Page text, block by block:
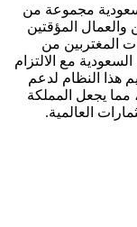
مجموعة من
المؤقتين
المغتربين من
مع الالتزام
هذا النظام لدعم
مما يجعل المملكة
العالمية.